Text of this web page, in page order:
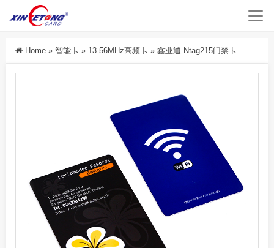
Home » 智能卡 » 13.56MHz高频卡 » 鑫业通 Ntag215门禁卡